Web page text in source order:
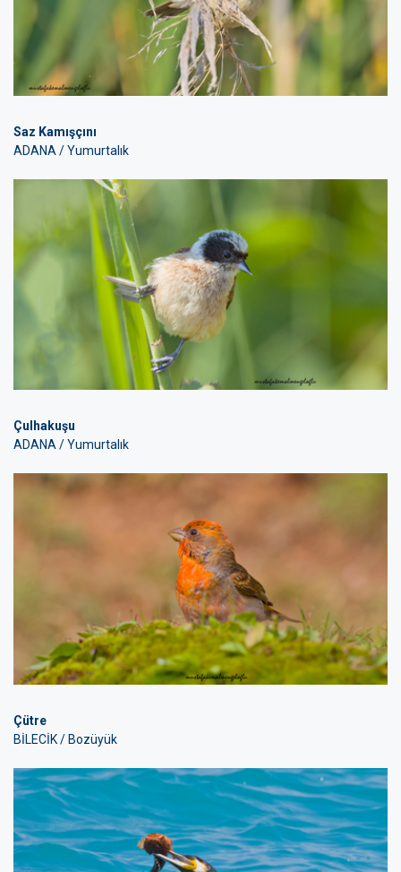
Saz Kamışçını
ADANA / Yumurtalık
Çulhakuşu
ADANA / Yumurtalık
Çütre
BİLECİK / Bozüyük